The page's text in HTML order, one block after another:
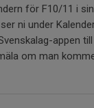
för F10/11 i
ni under
appen
om man